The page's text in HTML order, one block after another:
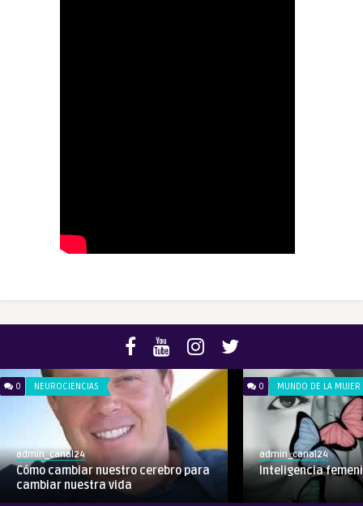
0 NEUROCIENCIAS
admin_canal24
Cómo cambiar nuestro cerebro para
cambiar nuestra vida
0 MUNDO DE LA MUJER
admin_canal24
Inteligencia